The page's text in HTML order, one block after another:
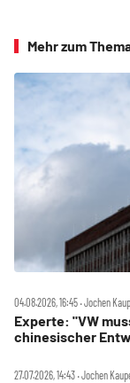
Mehr zum
04.08.2026, 16:45 ‧ Jochen
Experte: "VW
chinesischer
27.07.2026, 14:43 ‧ Jochen